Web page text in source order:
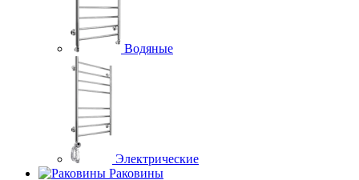
Водяные
Электрические
Раковины